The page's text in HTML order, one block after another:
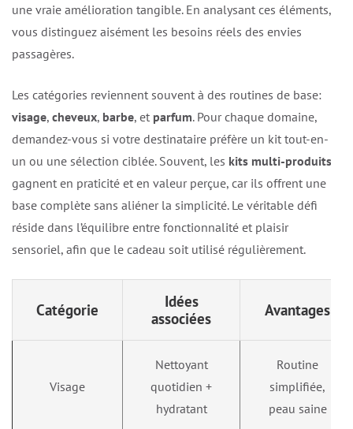
une vraie amélioration tangible. En analysant ces éléments,
vous distinguez aisément les besoins réels des envies
passagères.
Les catégories reviennent souvent à des routines de base:
visage, cheveux, barbe, et parfum. Pour chaque domaine,
demandez-vous si votre destinataire préfère un kit tout-en-
un ou une sélection ciblée. Souvent, les kits multi-produits
gagnent en praticité et en valeur perçue, car ils offrent une
base complète sans aliéner la simplicité. Le véritable défi
réside dans l’équilibre entre fonctionnalité et plaisir
sensoriel, afin que le cadeau soit utilisé régulièrement.
Catégorie
Idées
associées
Avantages
Visage
Nettoyant
quotidien +
hydratant
Routine
simplifiée,
peau saine